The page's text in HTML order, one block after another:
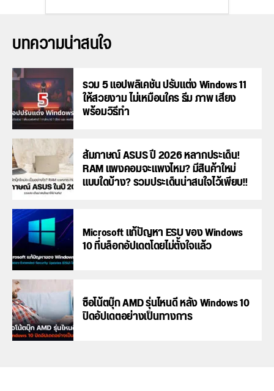
บทความน่าสนใจ
รวม 5 แอปพลิเคชัน ปรับแต่ง Windows 11
ให้สวยงาม ไม่เหมือนใคร ธีม ภาพ เสียง
พร้อมวิธีทำ
สัมภาษณ์ ASUS ปี 2026 หลากประเด็น!
RAM แพงคอมจะแพงไหม? มีสินค้าใหม่
แบบใดบ้าง? รวมประเด็นน่าสนใจไว้เพียบ!!
Microsoft แก้ปัญหา ESU ของ Windows
10 ที่บล็อกอัปเดตโดยไม่ตั้งใจแล้ว
ซื้อโน้ตบุ๊ก AMD รุ่นไหนดี หลัง Windows 10
ปิดอัปเดตอย่างเป็นทางการ